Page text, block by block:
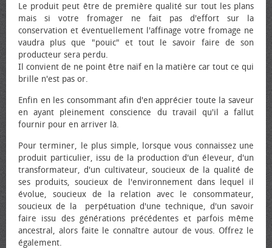
Le produit peut être de première qualité sur tout les plans
mais si votre fromager ne fait pas d'effort sur la
conservation et éventuellement l'affinage votre fromage ne
vaudra plus que "pouic" et tout le savoir faire de son
producteur sera perdu.
Il convient de ne point être naïf en la matière car tout ce qui
brille n'est pas or.
Enfin en les consommant afin d'en apprécier toute la saveur
en ayant pleinement conscience du travail qu'il a fallut
fournir pour en arriver là.
Pour terminer, le plus simple, lorsque vous connaissez une
produit particulier, issu de la production d'un éleveur, d'un
transformateur, d'un cultivateur, soucieux de la qualité de
ses produits, soucieux de l'environnement dans lequel il
évolue, soucieux de la relation avec le consommateur,
soucieux de la perpétuation d'une technique, d'un savoir
faire issu des générations précédentes et parfois même
ancestral, alors faite le connaître autour de vous. Offrez le
également.